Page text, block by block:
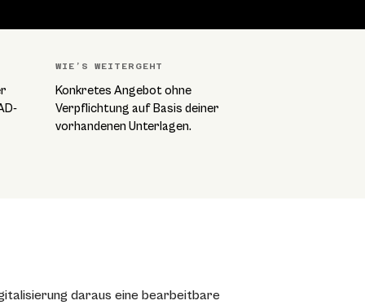
WIE’S WEITERGEHT
Konkretes Angebot ohne
Verpflichtung auf Basis deiner
vorhandenen Unterlagen.
daraus eine bearbeitbare